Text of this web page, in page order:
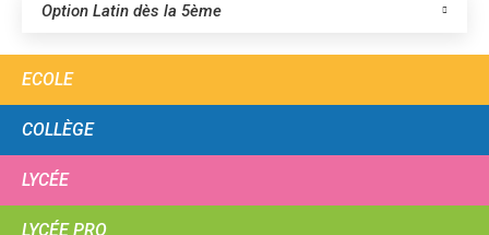
Option Latin dès la 5ème
ECOLE
COLLÈGE
LYCÉE
LYCÉE PRO